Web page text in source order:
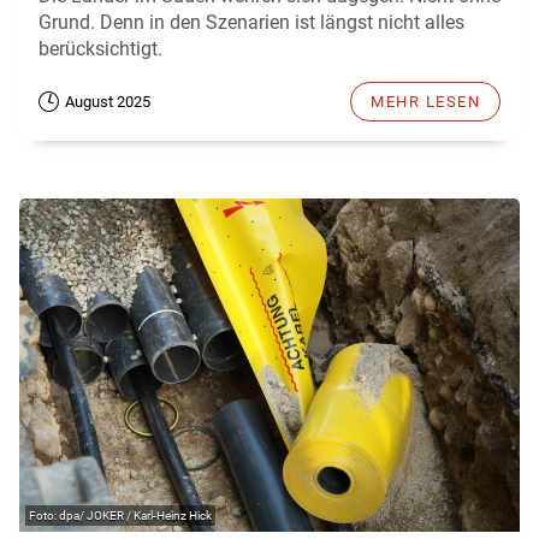
Grund. Denn in den Szenarien ist längst nicht alles
berücksichtigt.
August 2025 MEHR LESEN
dpa/ JOKER / Karl-Heinz Hick